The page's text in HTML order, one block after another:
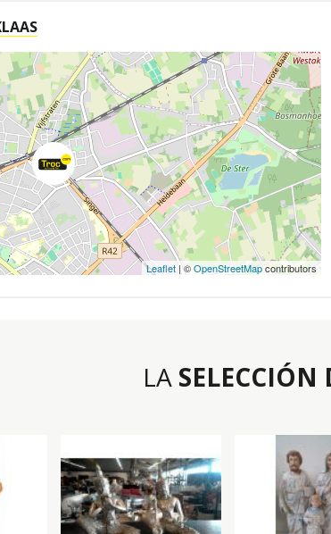
Leaflet | ©OpenStreetMapcontributors
LA SELECCIÓN